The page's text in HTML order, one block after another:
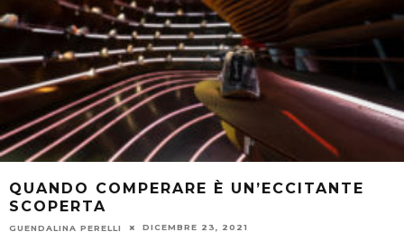
QUANDO COMPERARE È UN’ECCITANTE
SCOPERTA
GUENDALINA PERELLI DICEMBRE 23, 2021